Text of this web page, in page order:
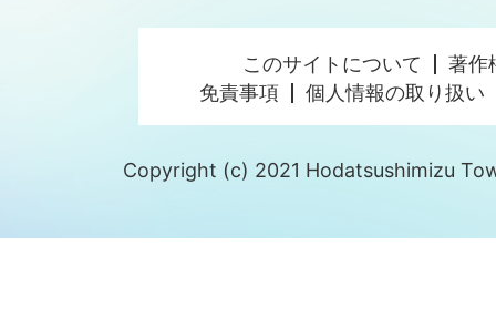
このサイトについて
著作
免責事項
個人情報の取り扱い
Copyright (c) 2021 Hodatsushimizu